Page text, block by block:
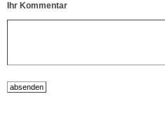
Ihr Kommentar